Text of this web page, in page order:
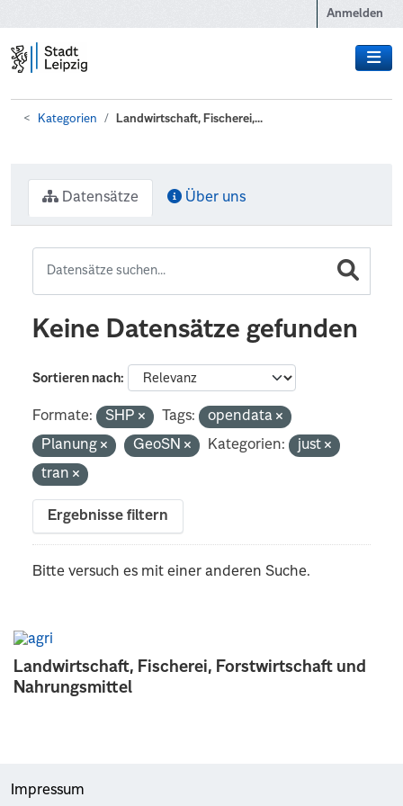
Anmelden
Kategorien Landwirtschaft, Fischerei,...
Landwirtschaft, Fischerei, Forstwirtschaft und
Nahrungsmittel
Datensätze Über uns
Keine Datensätze gefunden
Sortieren nach
Formate: SHP Tags:
opendata
Planung
GeoSN Kategorien:
just
tran
Ergebnisse filtern
Bitte versuch es mit einer anderen Suche.
Impressum